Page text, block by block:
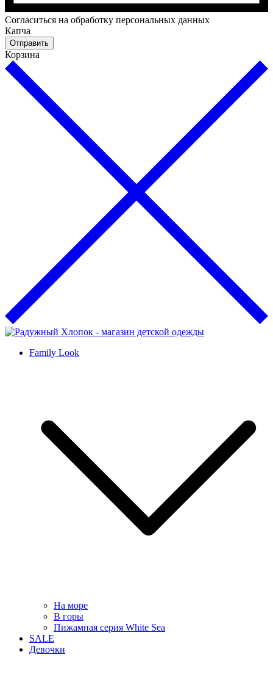
Cогласиться на обработку персональных данных
Капча
Отправить
Корзина
Family Look
На море
В горы
Пижамная серия White Sea
SALE
Девочки